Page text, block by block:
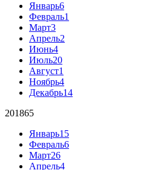
Январь6
Февраль1
Март3
Апрель2
Июнь4
Июль20
Август1
Ноябрь4
Декабрь14
201865
Январь15
Февраль6
Март26
Апрель4